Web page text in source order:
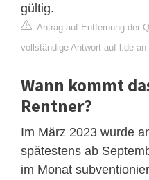
gültig.
Antrag auf Entfernung der
vollständige Antwort auf l.de an
Wann kommt
Rentner?
Im März 2023 wurde
spätestens ab
im Monat